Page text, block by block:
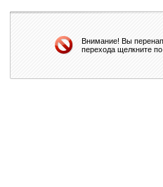
Внимание! Вы
перехода щелкните